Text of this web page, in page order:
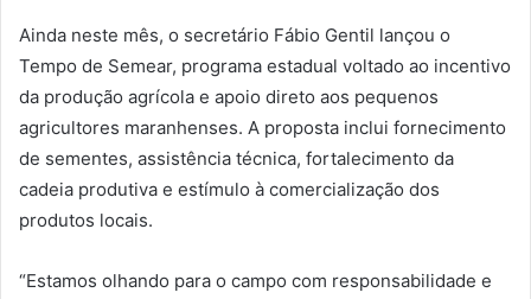
Ainda neste mês, o secretário Fábio Gentil lançou o
Tempo de Semear, programa estadual voltado ao incentivo
da produção agrícola e apoio direto aos pequenos
agricultores maranhenses. A proposta inclui fornecimento
de sementes, assistência técnica, fortalecimento da
cadeia produtiva e estímulo à comercialização dos
produtos locais.
“Estamos olhando para o campo com responsabilidade e